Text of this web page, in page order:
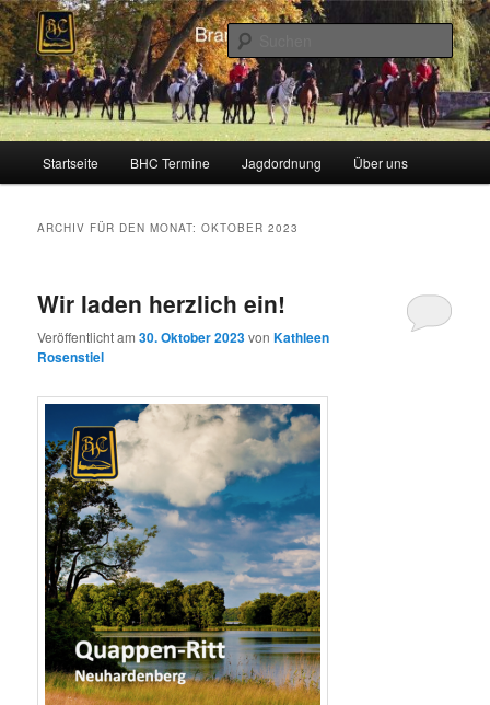
Zum
Inhalt
wechseln
Zum
sekundären
Inhalt
wechselnBrandenburger Hunting Club
Schleppjagden und Vielseitigkeitsreiten in Berlin und Brandenburg
Startseite BHC Termine Jagdordnung Über uns
ARCHIV FÜR DEN MONAT:OKTOBER 2023
Wir laden herzlich ein!
Veröffentlicht am30. Oktober 2023vonKathleen
Rosenstiel